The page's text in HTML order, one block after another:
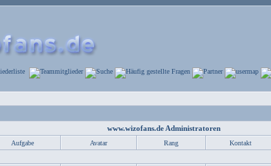
www.wizofans.de Administratoren
Aufgabe Avatar Rang Kontakt